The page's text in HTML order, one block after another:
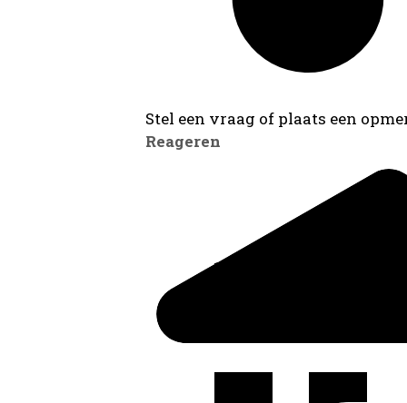
Stel een vraag of plaats een
Reageren